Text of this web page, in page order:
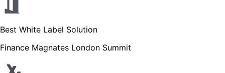
Best White Label Solution
Finance Magnates London Summit